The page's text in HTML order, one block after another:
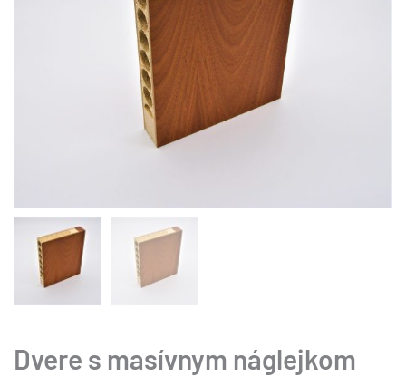
Dvere s masívnym náglejkom